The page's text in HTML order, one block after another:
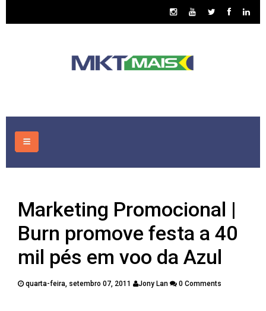
CONSULTORIA
ASSUNTOS
PUBLICAÇÕES
Marketing Promocional |
Burn promove festa a 40
mil pés em voo da Azul
quarta-feira, setembro 07, 2011 Jony Lan 0 Comments